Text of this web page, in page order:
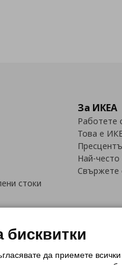
стоки
За ИКЕА
Работете
Това е
Най-
Свържете
на бисквитки (Cookies)Избор
бисквитки
да приемете